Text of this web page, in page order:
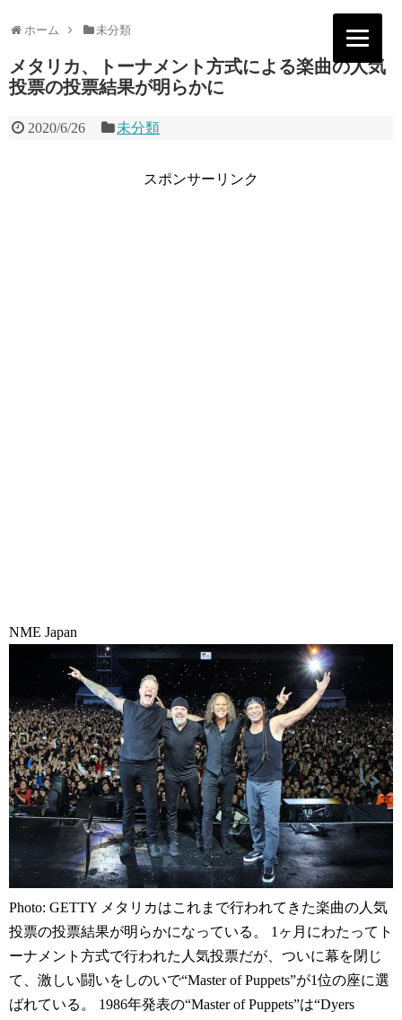
ホーム 未分類
メタリカ、トーナメント方式による楽曲の人気
投票の投票結果が明らかに
2020/6/26 未分類
スポンサーリンク
NME Japan
Photo: GETTY メタリカはこれまで行われてきた楽曲の人気
投票の投票結果が明らかになっている。 1ヶ月にわたってト
ーナメント方式で行われた人気投票だが、ついに幕を閉じ
て、激しい闘いをしのいで“Master of Puppets”が1位の座に選
ばれている。 1986年発表の“Master of Puppets”は“Dyers